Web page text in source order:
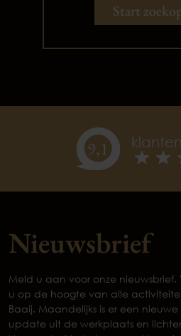
Start
9,1 klanten
Nieuwsbrief
Meld u aan voor onze
u op de hoogte van alle
Baaij. Maandelijks is er een nieuwe
update uit de werkplaats en